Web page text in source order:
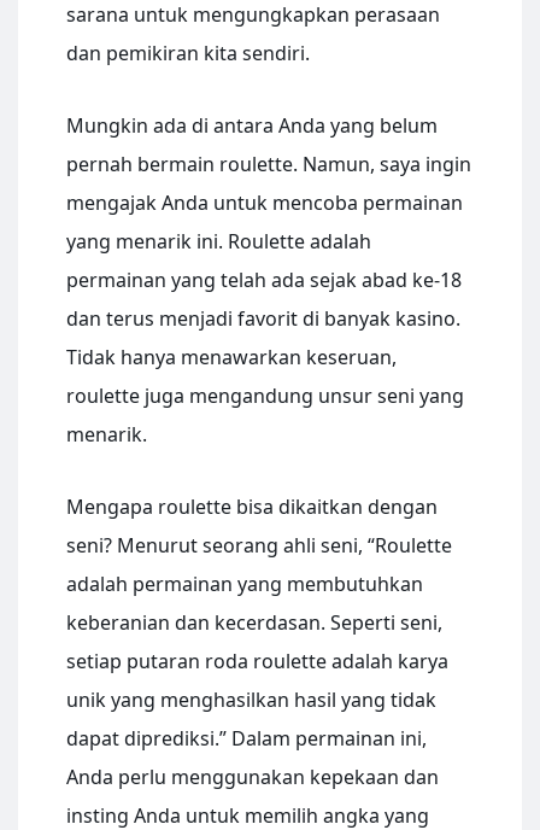
sarana untuk mengungkapkan perasaan
dan pemikiran kita sendiri.
Mungkin ada di antara Anda yang belum
pernah bermain roulette. Namun, saya ingin
mengajak Anda untuk mencoba permainan
yang menarik ini. Roulette adalah
permainan yang telah ada sejak abad ke-18
dan terus menjadi favorit di banyak kasino.
Tidak hanya menawarkan keseruan,
roulette juga mengandung unsur seni yang
menarik.
Mengapa roulette bisa dikaitkan dengan
seni? Menurut seorang ahli seni, “Roulette
adalah permainan yang membutuhkan
keberanian dan kecerdasan. Seperti seni,
setiap putaran roda roulette adalah karya
unik yang menghasilkan hasil yang tidak
dapat diprediksi.” Dalam permainan ini,
Anda perlu menggunakan kepekaan dan
insting Anda untuk memilih angka yang